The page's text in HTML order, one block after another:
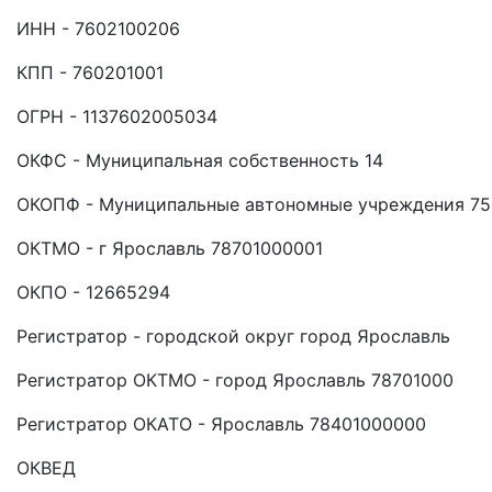
ИНН - 7602100206
КПП - 760201001
ОГРН - 1137602005034
ОКФС - Муниципальная собственность 14
ОКОПФ - Муниципальные автономные учреждения
ОКТМО - г Ярославль 78701000001
ОКПО - 12665294
Регистратор - городской округ город Ярославль
Регистратор ОКТМО - город Ярославль 78701000
Регистратор ОКАТО - Ярославль 78401000000
ОКВЕД